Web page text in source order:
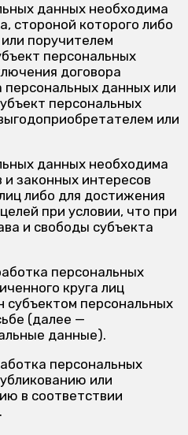
данных необходима
стороной которого либо
поручителем
персональных
договора
персональных данных или
персональных
или
данных необходима
законных интересов
либо для достижения
при условии, что при
и свободы субъекта
персональных
круга лиц
субъектом персональных
(далее —
данные).
персональных
или
в соответствии